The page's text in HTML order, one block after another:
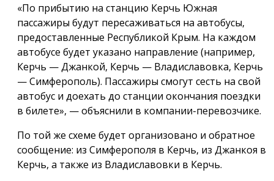
«По прибытию на станцию Керчь Южная
пассажиры будут пересаживаться на автобусы,
предоставленные Республикой Крым. На каждом
автобусе будет указано направление (например,
Керчь — Джанкой, Керчь — Владиславовка, Керчь
— Симферополь). Пассажиры смогут сесть на свой
автобус и доехать до станции окончания поездки
в билете», — объяснили в компании-перевозчике.
По той же схеме будет организовано и обратное
сообщение: из Симферополя в Керчь, из Джанкоя в
Керчь, а также из Владиславовки в Керчь.